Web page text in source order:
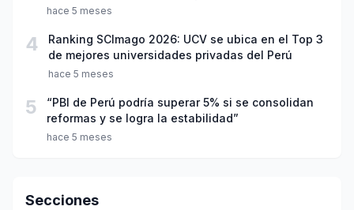
año escolar 2026
hace 5 meses
4
Ranking SCImago 2026: UCV se ubica en el Top 3
de mejores universidades privadas del Perú
hace 5 meses
5
“PBI de Perú podría superar 5% si se consolidan
reformas y se logra la estabilidad”
hace 5 meses
Secciones